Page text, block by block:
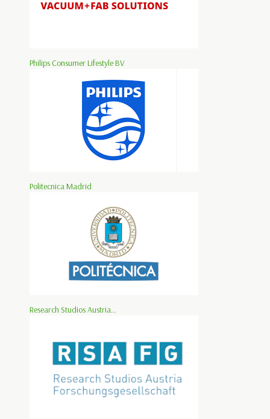
Philips Consumer Lifestyle BV
Politecnica Madrid
Research Studios Austria...